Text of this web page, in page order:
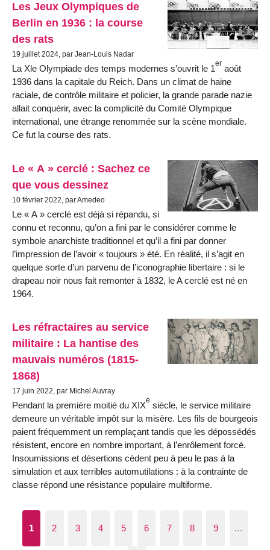
Les Jeux Olympiques de
Berlin en 1936 : la course
des rats
19 juillet 2024, par Jean-Louis Nadar
La Xle Olympiade des temps modernes s’ouvrit le 1er août
1936 dans la capitale du Reich. Dans un climat de haine
raciale, de contrôle militaire et policier, la grande parade nazie
allait conquérir, avec la complicité du Comité Olympique
international, une étrange renommée sur la scène mondiale.
Ce fut la course des rats.
Le « A » cerclé : Sachez ce
que vous dessinez
10 février 2022, par Amedeo
Le « A » cerclé est déjà si répandu, si
connu et reconnu, qu’on a fini par le considérer comme le
symbole anarchiste traditionnel et qu’il a fini par donner
l’impression de l’avoir « toujours » été. En réalité, il s’agit en
quelque sorte d’un parvenu de l’iconographie libertaire : si le
drapeau noir nous fait remonter à 1832, le A cerclé est né en
1964.
Les réfractaires au service
militaire : La hantise des
mauvais numéros (1815-
1868)
17 juin 2022, par Michel Auvray
Pendant la première moitié du XIXe siècle, le service militaire
demeure un véritable impôt sur la misère. Les fils de bourgeois
paient fréquemment un remplaçant tandis que les dépossédés
résistent, encore en nombre important, à l’enrôlement forcé.
Insoumissions et désertions cèdent peu à peu le pas à la
simulation et aux terribles automutilations : à la contrainte de
classe répond une résistance populaire multiforme.
1 2 3 4 5 6 7 8 9 …